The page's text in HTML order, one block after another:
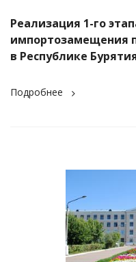
Реализация 1-го
импортозамещения
в Республике
Подробнее